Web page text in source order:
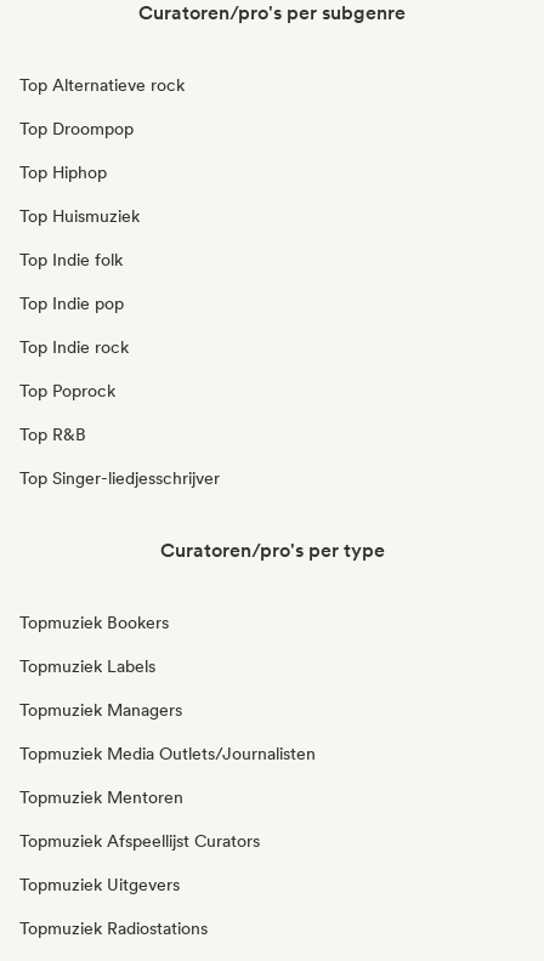
Curatoren/pro's per subgenre
Top Alternatieve rock
Top Droompop
Top Hiphop
Top Huismuziek
Top Indie folk
Top Indie pop
Top Indie rock
Top Poprock
Top R&B
Top Singer-liedjesschrijver
Curatoren/pro's per type
Topmuziek Bookers
Topmuziek Labels
Topmuziek Managers
Topmuziek Media Outlets/Journalisten
Topmuziek Mentoren
Topmuziek Afspeellijst Curators
Topmuziek Uitgevers
Topmuziek Radiostations